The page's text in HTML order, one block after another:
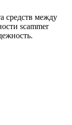
средств между
scammer